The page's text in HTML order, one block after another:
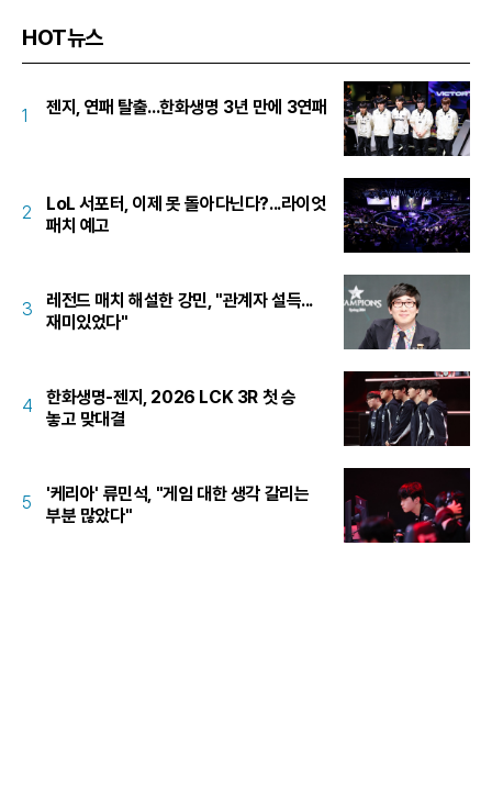
HOT뉴스
1 젠지, 연패 탈출...한화생명 3년 만에 3연패
2
LoL 서포터, 이제 못 돌아다닌다?...라이엇
패치 예고
3
레전드 매치 해설한 강민, "관계자 설득...
재미있었다"
4
한화생명-젠지, 2026 LCK 3R 첫 승
놓고 맞대결
5
'케리아' 류민석, "게임 대한 생각 갈리는
부분 많았다"